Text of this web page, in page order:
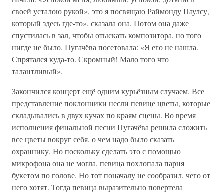
своей усталою рукой», это я посвящаю Раймонду Паулсу,
который здесь где-то», сказала она. Потом она даже
спустилась в зал, чтобы отыскать композитора, но того
нигде не было. Пугачёва посетовала: «Я его не нашла.
Спрятался куда-то. Скромный! Мало того что
талантливый».
Закончился концерт ещё одним курьёзным случаем. Все
представление поклонники несли певице цветы, которые
складывались в двух кучах по краям сцены. Во время
исполнения финальной песни Пугачёва решила сложить
все цветы вокруг себя, о чем надо было сказать
охраннику. Но поскольку сделать это с помощью
микрофона она не могла, певица похлопала парня
букетом по голове. Но тот поначалу не сообразил, чего от
него хотят. Тогда певица выразительно повертела